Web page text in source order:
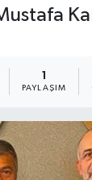
1
PAYLAŞIM